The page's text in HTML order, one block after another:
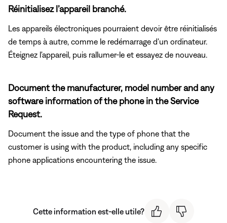
Réinitialisez l’appareil branché.
Les appareils électroniques pourraient devoir être réinitialisés
de temps à autre, comme le redémarrage d'un ordinateur.
Éteignez l'appareil, puis rallumer-le et essayez de nouveau.
Document the manufacturer, model number and any
software information of the phone in the Service
Request.
Document the issue and the type of phone that the
customer is using with the product, including any specific
phone applications encountering the issue.
Cette information est-elle utile?